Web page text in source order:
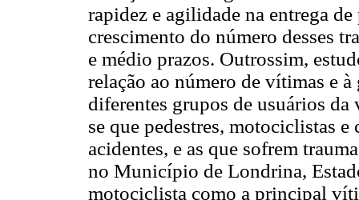
rapidez e agilidade na entrega
crescimento do número desses
e médio prazos. Outrossim,
relação ao número de vítimas e
diferentes grupos de usuários
se que pedestres, motociclistas
acidentes, e as que sofrem
no Município de Londrina,
motociclista como a principal